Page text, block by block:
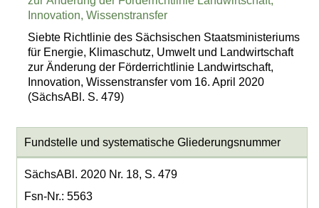
Innovation, Wissenstransfer
Siebte Richtlinie des Sächsischen Staatsministeriums
für Energie, Klimaschutz, Umwelt und Landwirtschaft
zur Änderung der Förderrichtlinie Landwirtschaft,
Innovation, Wissenstransfer vom 16. April 2020
(SächsABl. S. 479)
Fundstelle und systematische Gliederungsnummer
SächsABl. 2020 Nr. 18, S. 479
Fsn-Nr.: 5563